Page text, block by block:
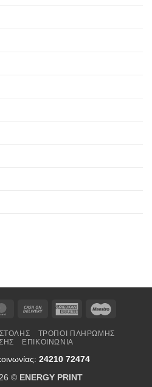
MasterCardCash
Delivery
American
ΤΡΌΠΟΙ ΠΛΗΡΩΜΉΣ
ΕΠΙΚΟΙΝΩΝΊΑ
24210 72474
© ENERGY PRINT